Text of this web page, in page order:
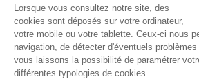
Plan du site
Lorsque vous consultez notre site, des
cookies sont déposés sur votre ordinateur,
votre mobile ou votre tablette. Ceux-ci nous
navigation, de détecter d'éventuels
vous laissons la possibilité de paramétrer
différentes typologies de cookies.